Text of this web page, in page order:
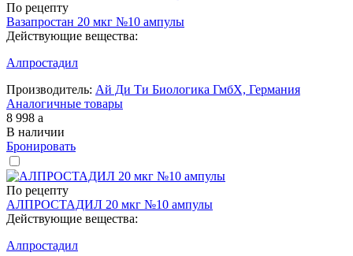
По рецепту
Вазапростан 20 мкг №10 ампулы
Действующие вещества:
Алпростадил
Производитель: Ай Ди Ти Биологика ГмбХ, Германия
Аналогичные товары
8 998 a
В наличии
Бронировать
По рецепту
АЛПРОСТАДИЛ 20 мкг №10 ампулы
Действующие вещества:
Алпростадил